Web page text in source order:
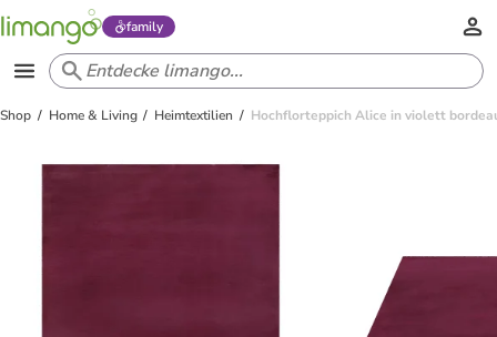
family
Shop Home & Living Heimtextilien Hochflorteppich Alice in violett